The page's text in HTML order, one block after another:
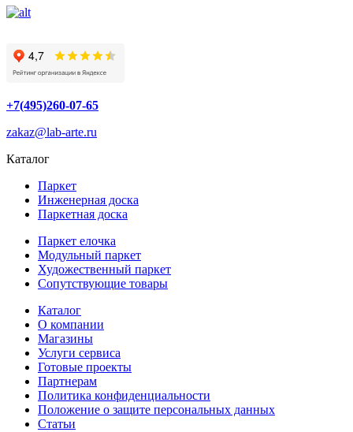
+7(495)260-07-65
zakaz@lab-arte.ru
Каталог
Паркет
Инженерная доска
Паркетная доска
Паркет елочка
Модульный паркет
Художественный паркет
Сопутствующие товары
Каталог
О компании
Магазины
Услуги сервиса
Готовые проекты
Партнерам
Политика конфиденциальности
Положение о защите персональных данных
Статьи